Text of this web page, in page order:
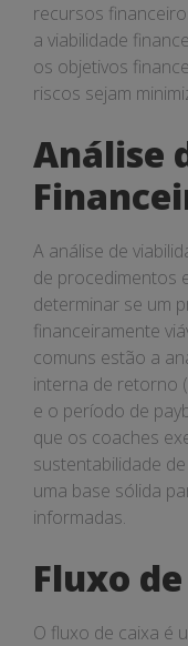
recursos
a viabilidade
os objetivos
riscos sejam
Análise
A análise de
de procedimentos
determinar se um
financeiramente
comuns estão a
interna de retorno
e o período de
que os coaches
sustentabilidade
uma base sólida
informadas.
Fluxo
O fluxo de caixa é